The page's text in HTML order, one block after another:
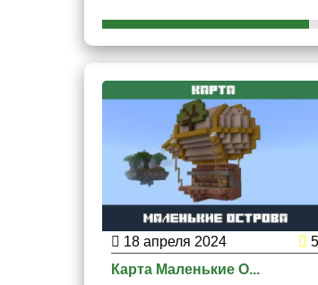
18 апреля 2024
5
Карта Маленькие О...